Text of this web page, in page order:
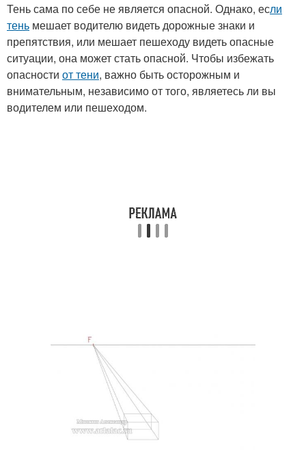
Тень сама по себе не является опасной. Однако, если
тень мешает водителю видеть дорожные знаки и
препятствия, или мешает пешеходу видеть опасные
ситуации, она может стать опасной. Чтобы избежать
опасности от тени, важно быть осторожным и
внимательным, независимо от того, являетесь ли вы
водителем или пешеходом.